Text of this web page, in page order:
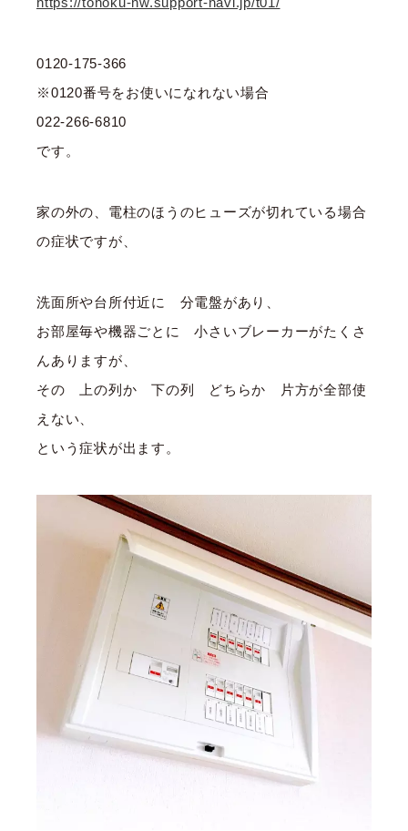
0120-175-366
※0120番号をお使いになれない場合
022-266-6810
です。
家の外の、電柱のほうのヒューズが切れている場合
の症状ですが、
洗面所や台所付近に 分電盤があり、
お部屋毎や機器ごとに 小さいブレーカーがたくさ
んありますが、
その 上の列か 下の列 どちらか 片方が全部使
えない、
という症状が出ます。